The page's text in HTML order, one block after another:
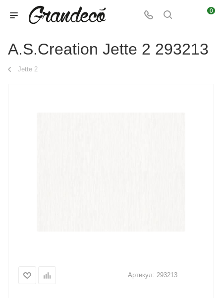
0
A.S.Creation Jette 2 293213
Jette 2
Артикул: 293213